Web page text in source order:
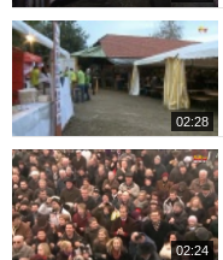
02:28
02:24